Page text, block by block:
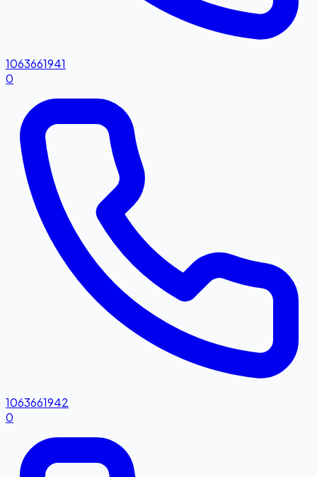
1063661941
0
1063661942
0